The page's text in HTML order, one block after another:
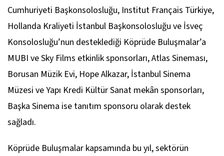
Cumhuriyeti Başkonsolosluğu, Institut Français Türkiye,
Hollanda Kraliyeti İstanbul Başkonsolosluğu ve İsveç
Konsolosluğu’nun desteklediği Köprüde Buluşmalar’a
MUBI ve Sky Films etkinlik sponsorları, Atlas Sineması,
Borusan Müzik Evi, Hope Alkazar, İstanbul Sinema
Müzesi ve Yapı Kredi Kültür Sanat mekân sponsorları,
Başka Sinema ise tanıtım sponsoru olarak destek
sağladı.
Köprüde Buluşmalar kapsamında bu yıl, sektörün